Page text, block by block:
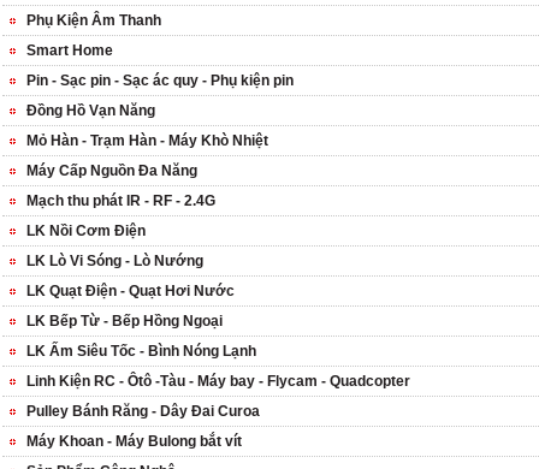
Phụ Kiện Âm Thanh
Smart Home
Pin - Sạc pin - Sạc ác quy - Phụ kiện pin
Đồng Hồ Vạn Năng
Mỏ Hàn - Trạm Hàn - Máy Khò Nhiệt
Máy Cấp Nguồn Đa Năng
Mạch thu phát IR - RF - 2.4G
LK Nồi Cơm Điện
LK Lò Vi Sóng - Lò Nướng
LK Quạt Điện - Quạt Hơi Nước
LK Bếp Từ - Bếp Hồng Ngoại
LK Ấm Siêu Tốc - Bình Nóng Lạnh
Linh Kiện RC - Ôtô -Tàu - Máy bay - Flycam - Quadcopter
Pulley Bánh Răng - Dây Đai Curoa
Máy Khoan - Máy Bulong bắt vít